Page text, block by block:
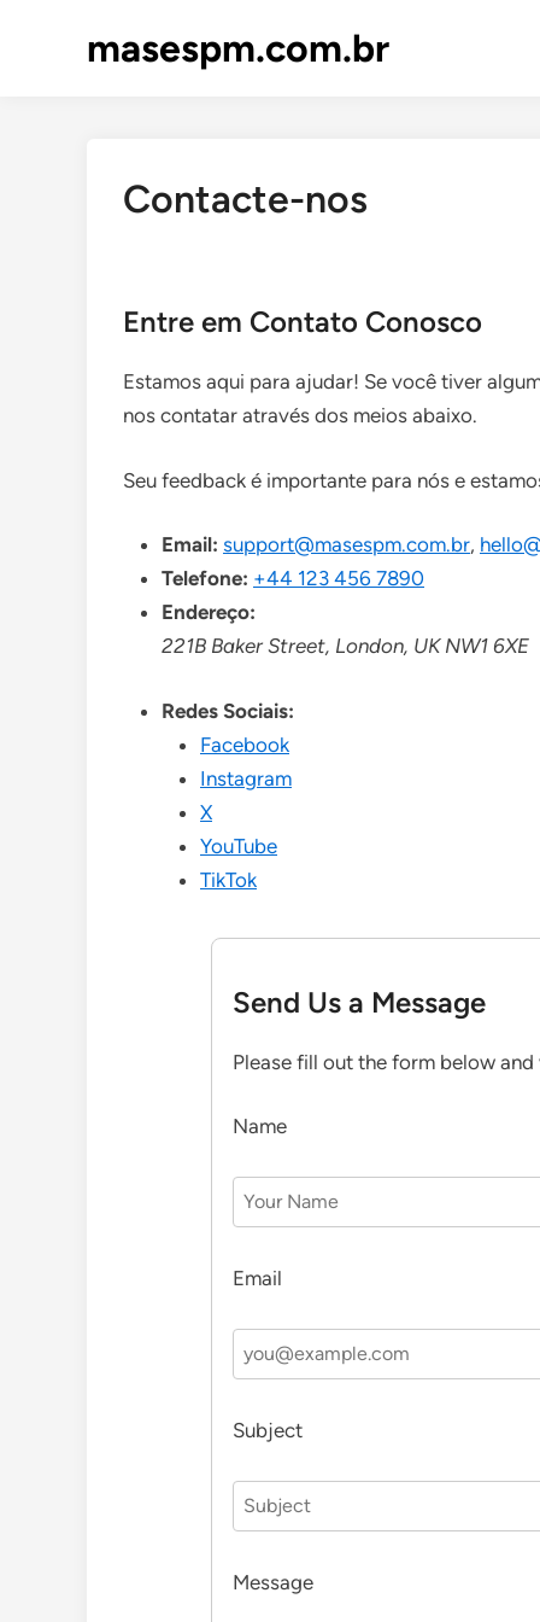
masespm.com.br
Contacte-nos
Entre em Contato Conosco
Estamos aqui para ajudar! Se você tiver
nos contatar através dos meios abaixo.
Seu feedback é importante para nós e
Email: support@masespm.com.br,
Telefone: +44 123 456 7890
Endereço:
221B Baker Street, London, UK NW1 6XE
Redes Sociais:
Facebook
Instagram
X
YouTube
TikTok
Send Us a Message
Please fill out the form below
Name
Email
Subject
Message